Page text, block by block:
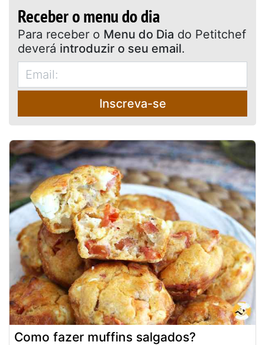
Receber o menu do dia
Para receber o Menu do Dia do Petitchef
deverá introduzir o seu email.
Inscreva-se
Como fazer muffins salgados?